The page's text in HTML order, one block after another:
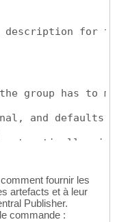
description for
group has to
and defaults
my-org/
fournir les
artefacts et à leur
Publisher.
commande :